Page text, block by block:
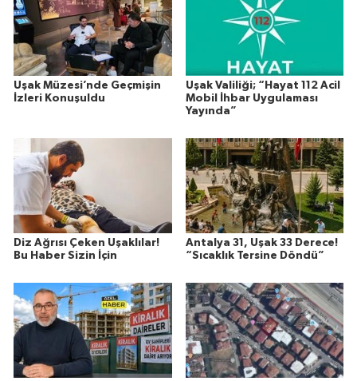
Uşak Müzesi’nde Geçmişin
İzleri Konuşuldu
Uşak Valiliği; “Hayat 112 Acil
Mobil İhbar Uygulaması
Yayında”
Diz Ağrısı Çeken Uşaklılar!
Bu Haber Sizin İçin
Antalya 31, Uşak 33 Derece!
“Sıcaklık Tersine Döndü”